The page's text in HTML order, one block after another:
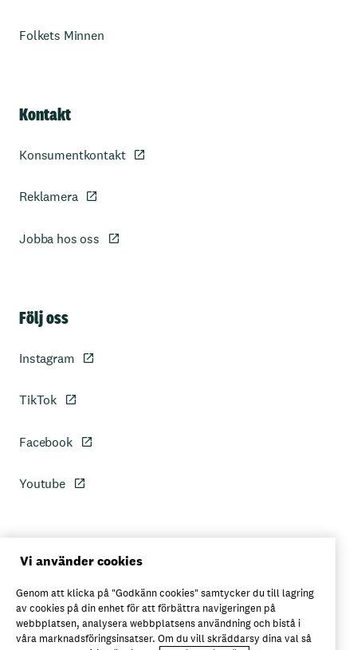
Folkets Minnen
Kontakt
Konsumentkontakt
Reklamera
Jobba hos oss
Följ oss
Instagram
TikTok
Facebook
Youtube
Personuppgiftspolicy
Axfoods integritetspolicy
Vi använder cookies
Genom att klicka på "Godkänn cookies" samtycker du till lagring
av cookies på din enhet för att förbättra navigeringen på
webbplatsen, analysera webbplatsens användning och bistå i
våra marknadsföringsinsatser. Om du vill skräddarsy dina val så